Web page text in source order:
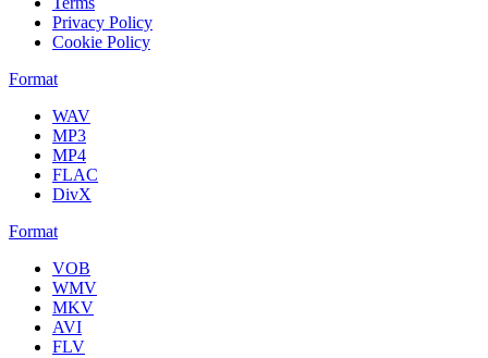
Privacy Policy
Cookie Policy
Format
WAV
MP3
MP4
FLAC
DivX
Format
VOB
WMV
MKV
AVI
FLV